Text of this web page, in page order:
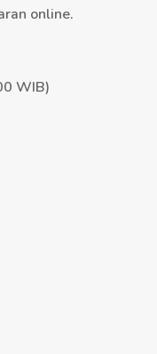
online.
WIB)